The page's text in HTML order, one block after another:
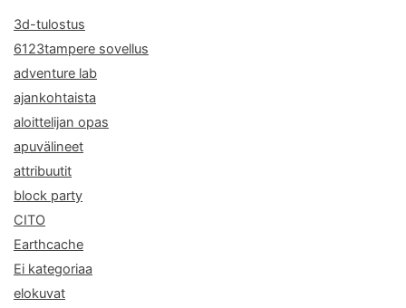
3d-tulostus
6123tampere sovellus
adventure lab
ajankohtaista
aloittelijan opas
apuvälineet
attribuutit
block party
CITO
Earthcache
Ei kategoriaa
elokuvat